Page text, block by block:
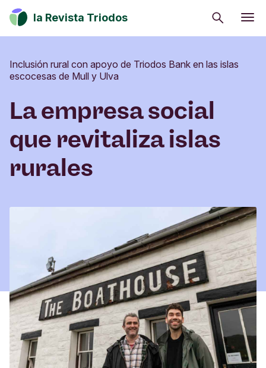
la Revista Triodos Buscar
Tu dinero tiene potencial de cambio. Explora
y el entorno.
Consumo consciente
Estrategia climática
Cultura
Inversión de impacto
Inclusión rural con apoyo de Triodos Bank en las islas
escocesas de Mull y Ulva
La empresa social
que revitaliza islas
rurales